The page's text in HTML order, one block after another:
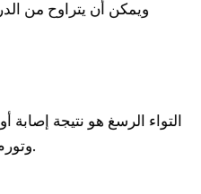
التواء الرسغ هو نتيجة إصابة أو
وتورم وكدمات في المنطقة المصابة.